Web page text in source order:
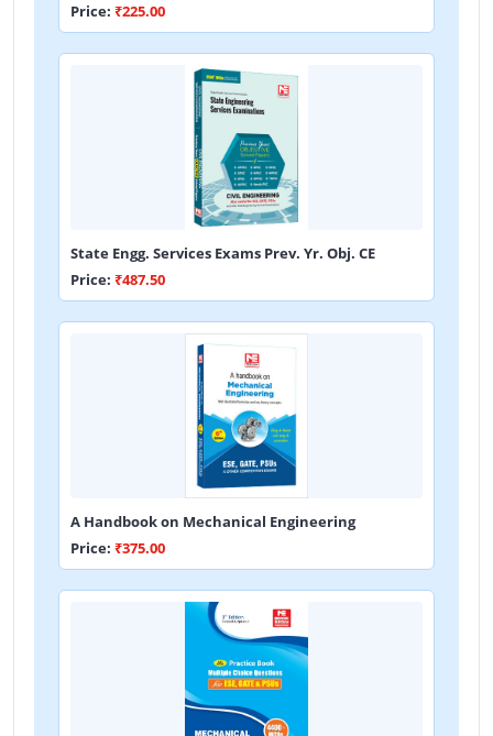
Price: ₹225.00
State Engg. Services Exams Prev. Yr. Obj. CE
Price: ₹487.50
A Handbook on Mechanical Engineering
Price: ₹375.00